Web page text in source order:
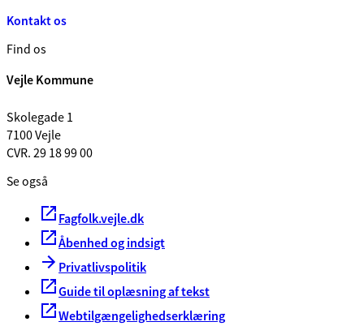
Kontakt os
Find os
Vejle Kommune
Skolegade 1
7100 Vejle
CVR. 29 18 99 00
Se også
Fagfolk.vejle.dk
Åbenhed og indsigt
Privatlivspolitik
Guide til oplæsning af tekst
Webtilgængelighedserklæring